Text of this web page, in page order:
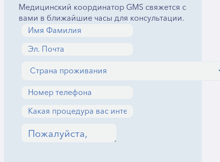
Медицинский координатор GMS свяжется с
вами в ближайшие часы для консультации.